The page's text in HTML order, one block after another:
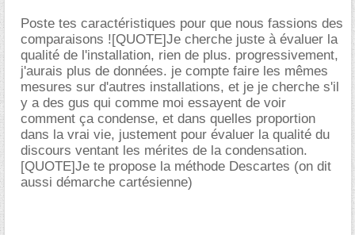
Poste tes caractéristiques pour que nous fassions des
comparaisons ![QUOTE]Je cherche juste à évaluer la
qualité de l'installation, rien de plus. progressivement,
j'aurais plus de données. je compte faire les mêmes
mesures sur d'autres installations, et je je cherche s'il
y a des gus qui comme moi essayent de voir
comment ça condense, et dans quelles proportion
dans la vrai vie, justement pour évaluer la qualité du
discours ventant les mérites de la condensation.
[QUOTE]Je te propose la méthode Descartes (on dit
aussi démarche cartésienne)